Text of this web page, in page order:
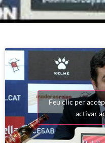
Feu clic per
activar